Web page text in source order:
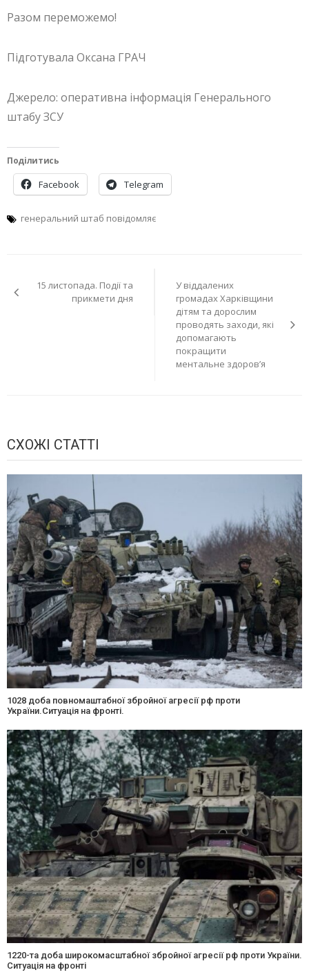
Разом переможемо!
Підготувала Оксана ГРАЧ
Джерело: оперативна інформація Генерального
штабу ЗСУ
Поділитись
Facebook Telegram
генеральний штаб повідомляє
записів
15 листопада. Події та
прикмети дня
У віддалених
громадах Харківщини
дітям та дорослим
проводять заходи, які
допомагають
покращити
ментальне здоров’я
СХОЖІ СТАТТІ
1028 доба повномаштабної збройної агресії рф проти
України.Ситуація на фронті.
1220-та доба широкомасштабної збройної агресії рф проти України.
Ситуація на фронті